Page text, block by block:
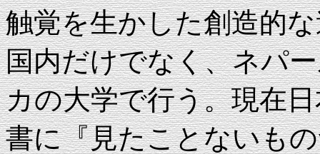
触覚を生かした創造的
国内だけでなく、ネパ
カの大学で行う。現在
書に『見たことないも